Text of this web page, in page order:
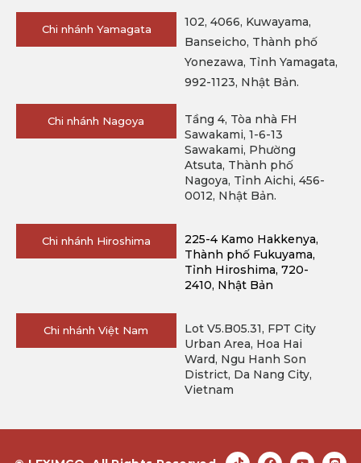
Chi nhánh Yamagata
102, 4066, Kuwayama,
Banseicho, Thành phố
Yonezawa, Tỉnh Yamagata,
992-1123, Nhật Bản.
Chi nhánh Nagoya
Tầng 4, Tòa nhà FH
Sawakami, 1-6-13
Sawakami, Phường
Atsuta, Thành phố
Nagoya, Tỉnh Aichi, 456-
0012, Nhật Bản.
Chi nhánh Hiroshima
225-4 Kamo Hakkenya,
Thành phố Fukuyama,
Tỉnh Hiroshima, 720-
2410, Nhật Bản
Chi nhánh Việt Nam
Lot V5.B05.31, FPT City
Urban Area, Hoa Hai
Ward, Ngu Hanh Son
District, Da Nang City,
Vietnam